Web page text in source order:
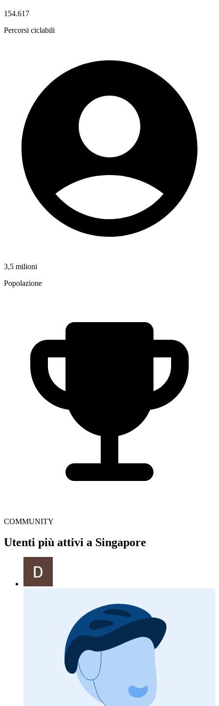
154.617
Percorsi ciclabili
3,5 milioni
Popolazione
COMMUNITY
Utenti più attivi a Singapore